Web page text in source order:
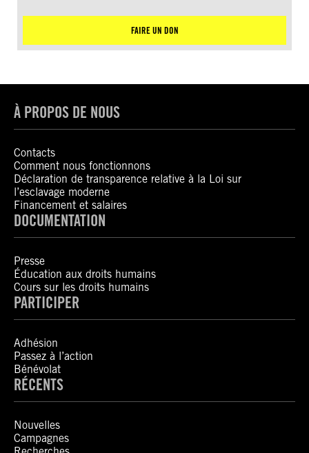
FAIRE UN DON
À PROPOS DE NOUS
Contacts
Comment nous fonctionnons
Déclaration de transparence relative à la Loi sur
l’esclavage moderne
Financement et salaires
DOCUMENTATION
Presse
Éducation aux droits humains
Cours sur les droits humains
PARTICIPER
Adhésion
Passez à l’action
Bénévolat
RÉCENTS
Nouvelles
Campagnes